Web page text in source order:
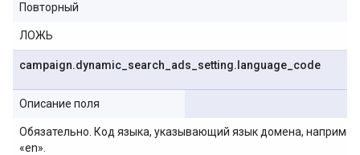
Повторный
ЛОЖЬ
campaign.dynamic search ads setting. language code
Описание поля
Обязательно. Код языка, указывающий язык домена,
«en».